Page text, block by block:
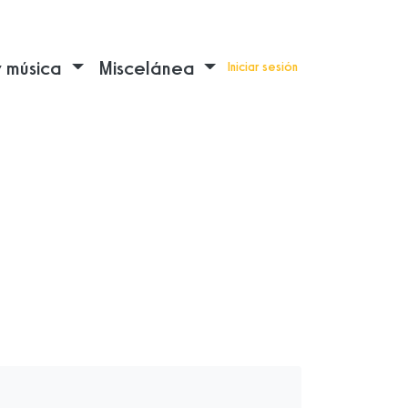
música Miscelánea Iniciar sesión